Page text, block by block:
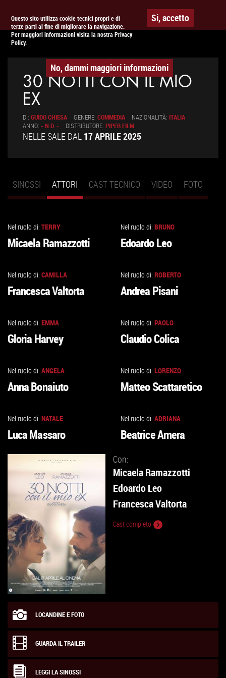
Questo sito utilizza cookie tecnici propri e di
terze parti al fine di migliorare la navigazione.
Per maggiori informazioni visita la nostra Privacy
Policy.
Si, accetto
No, dammi maggiori informazioni
APPUNTAMENTO AL CINEMA
30 NOTTI CON IL MIO
EX
DI: GUIDO CHIESA GENERE: COMMEDIA NAZIONALITÀ: ITALIA
ANNO: - N.D. - DISTRIBUTORE: PIPER FILM
NELLE SALE DAL 17 APRILE 2025
Schede primarie
SINOSSI ATTORI (SCHEDA
ATTIVA)
CAST TECNICO VIDEO FOTO
ALLA
Nel ruolo di: TERRY
Micaela Ramazzotti
ALLA
Nel ruolo di: BRUNO
Edoardo Leo
ALLA
Nel ruolo di: CAMILLA
Francesca Valtorta
ALLA
Nel ruolo di: ROBERTO
Andrea Pisani
ALLA
Nel ruolo di: EMMA
Gloria Harvey
ALLA
Nel ruolo di: PAOLO
Claudio Colica
ALLA
Nel ruolo di: ANGELA
Anna Bonaiuto
ALLA
Nel ruolo di: LORENZO
Matteo Scattaretico
ALLA
Nel ruolo di: NATALE
Luca Massaro
ALLA
Nel ruolo di: ADRIANA
Beatrice Arnera
Con:
Micaela Ramazzotti
Edoardo Leo
Francesca Valtorta
Cast completo
LOCANDINE E FOTO
GUARDA IL TRAILER
LEGGI LA SINOSSI